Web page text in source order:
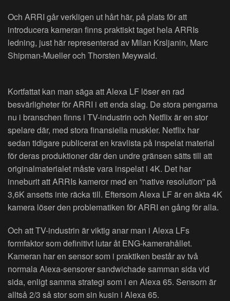
Och ARRI går verkligen ut hårt här, på plats för att
introducera kameran finns praktiskt taget hela ARRIs
ledning, just här representerad av Milan Krsljanin, Marc
Shipman-Mueller och Thorsten Meywald.
Kortfattat kan man säga att Alexa LF löser en rad
besvärligheter för ARRI i ett enda slag. De stora pengarna
nu i branschen finns i TV-industrin och Netflix är en stor
spelare där, med stora finansiella muskler. Netflix har
sedan tidigare publicerat en kravlista på inspelat material
för deras produktioner där den undre gränsen sätts till att
originalmaterialet måste vara inspelat i 4K. Det har
inneburit att ARRIs kameror med en ”native resolution” på
3,6K ansetts inte räcka till. Eftersom Alexa LF är en äkta 4K
kamera löser den problematiken för ARRI en gång för alla.
Och att TV-industrin är viktig anar man i Alexa LFs
formfaktor som definitivt lutar åt ENG-kamerahållet.
Kameran har en sensor som i praktiken består av två
normala Alexa-sensorer sandwichade samman sida vid
sida, enligt samma strategi som i en Alexa 65. Sensorn är
alltså 2/3 så stor som sin kusin i Alexa 65.